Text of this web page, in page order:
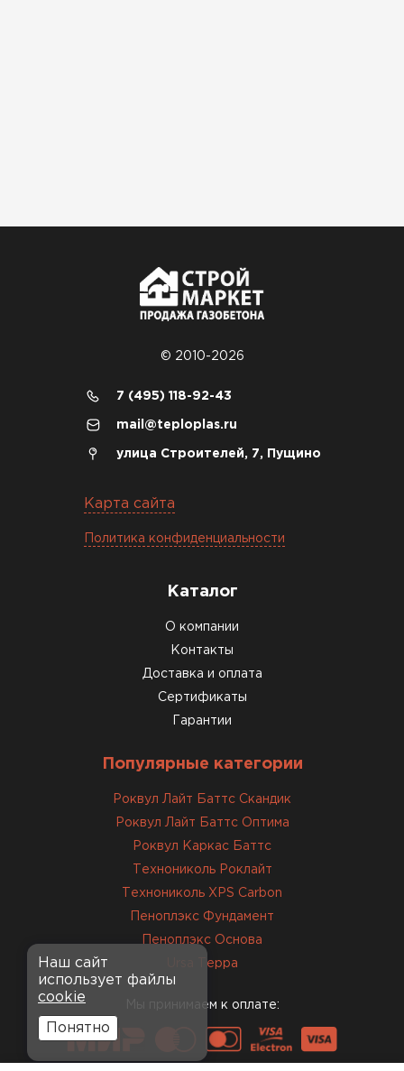
© 2010-2026
7 (495) 118-92-43
mail@teploplas.ru
улица Строителей, 7, Пущино
Карта сайта
Политика конфиденциальности
Каталог
О компании
Контакты
Доставка и оплата
Сертификаты
Гарантии
Популярные категории
Роквул Лайт Баттс Скандик
Роквул Лайт Баттс Оптима
Роквул Каркас Баттс
Технониколь Роклайт
Технониколь XPS Carbon
Пеноплэкс Фундамент
Пеноплэкс Основа
Ursa Терра
Мы принимаем к оплате:
Наш сайт
использует файлы
cookie
Понятно